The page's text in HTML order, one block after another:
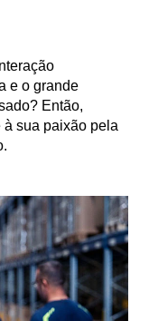
e o grande
Então,
sua paixão pela